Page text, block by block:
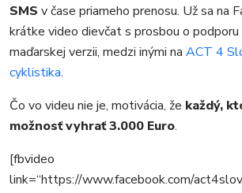
SMS v čase priameho prenosu. Už sa na
krátke video dievčat s prosbou o
maďarskej verzii, medzi inými na ACT 4
cyklistika.
Čo vo videu nie je, motivácia, že každý,
možnosť vyhrať 3.000 Euro.
[fbvideo
link=“https://www.facebook.com/